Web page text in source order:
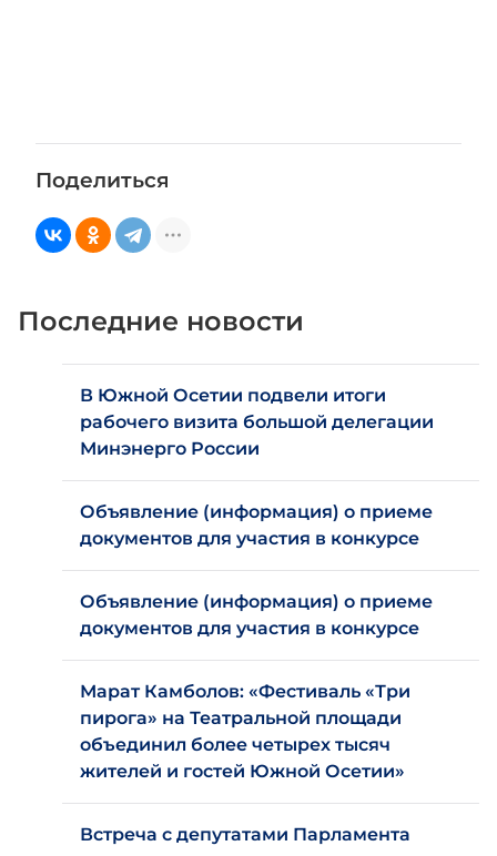
Поделиться
Последние новости
В Южной Осетии подвели итоги
рабочего визита большой делегации
Минэнерго России
Объявление (информация) о приеме
документов для участия в конкурсе
Объявление (информация) о приеме
документов для участия в конкурсе
Марат Камболов: «Фестиваль «Три
пирога» на Театральной площади
объединил более четырех тысяч
жителей и гостей Южной Осетии»
Встреча с депутатами Парламента